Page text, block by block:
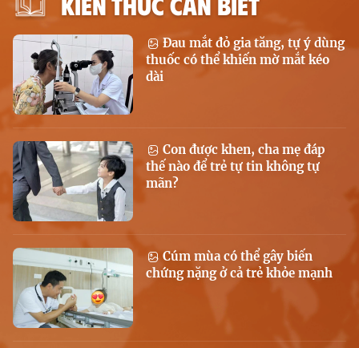
Đau mắt đỏ gia tăng, tự ý dùng
thuốc có thể khiến mờ mắt kéo
dài
Con được khen, cha mẹ đáp
thế nào để trẻ tự tin không tự
mãn?
Cúm mùa có thể gây biến
chứng nặng ở cả trẻ khỏe mạnh